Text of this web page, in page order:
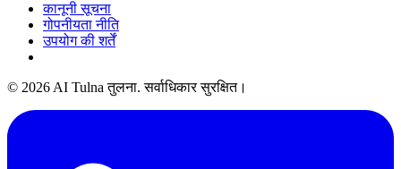
कानूनी सूचना
गोपनीयता नीति
उपयोग की शर्तें
© 2026 AI Tulna तुलना. सर्वाधिकार सुरक्षित।